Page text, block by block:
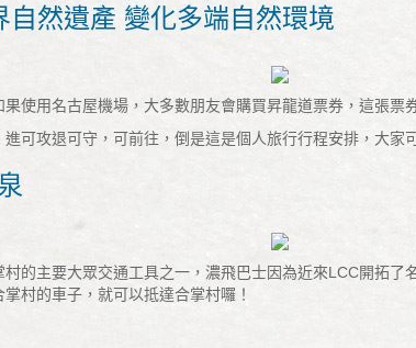
然遺產 變化多端自然環境
使用名古屋機場，大多數朋友會購買昇龍道票券，這張票
可攻退可守，可前往，倒是這是個人旅行行程安排，大家
的主要大眾交通工具之一，濃飛巴士因為近來LCC開拓
村的車子，就可以抵達合掌村囉！